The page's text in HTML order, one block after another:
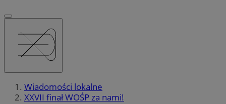
Wiadomości lokalne
XXVII finał WOŚP za nami!